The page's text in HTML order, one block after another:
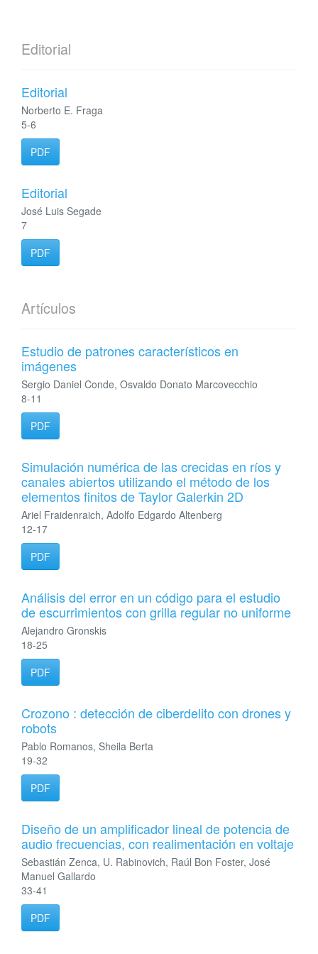
Editorial
Editorial
Norberto E. Fraga
5-6
PDF
Editorial
José Luis Segade
7
PDF
Artículos
Estudio de patrones característicos en
imágenes
Sergio Daniel Conde, Osvaldo Donato Marcovecchio
8-11
PDF
Simulación numérica de las crecidas en ríos y
canales abiertos utilizando el método de los
elementos finitos de Taylor Galerkin 2D
Ariel Fraidenraich, Adolfo Edgardo Altenberg
12-17
PDF
Análisis del error en un código para el estudio
de escurrimientos con grilla regular no uniforme
Alejandro Gronskis
18-25
PDF
Crozono : detección de ciberdelito con drones y
robots
Pablo Romanos, Sheila Berta
19-32
PDF
Diseño de un amplificador lineal de potencia de
audio frecuencias, con realimentación en voltaje
Sebastián Zenca, U. Rabinovich, Raúl Bon Foster, José
Manuel Gallardo
33-41
PDF